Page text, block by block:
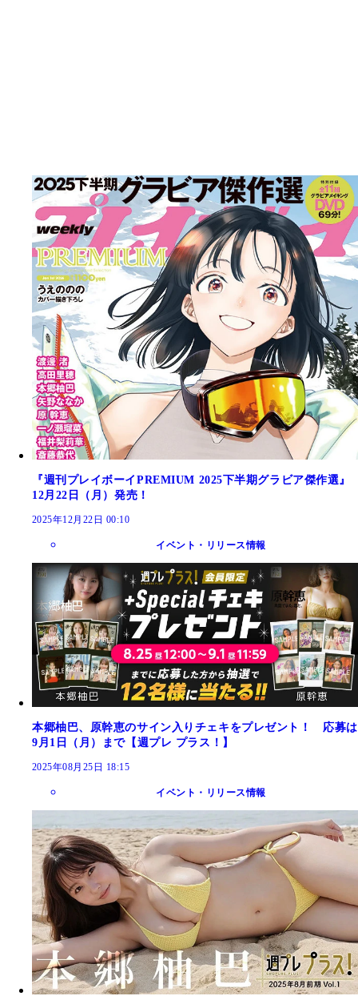
『週刊プレイボーイPREMIUM 2025下半期グラビア傑作選』
12月22日（月）発売！
2025年12月22日 00:10
イベント・リリース情報
本郷柚巴、原幹恵のサイン入りチェキをプレゼント！ 応募は
9月1日（月）まで【週プレ プラス！】
2025年08月25日 18:15
イベント・リリース情報